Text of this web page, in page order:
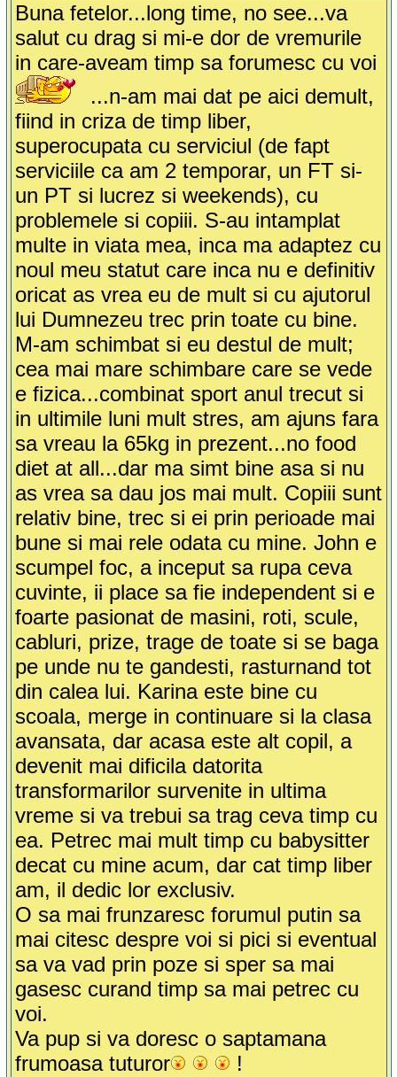
Buna fetelor...long time, no see...va
salut cu drag si mi-e dor de vremurile
in care-aveam timp sa forumesc cu voi
...n-am mai dat pe aici demult,
fiind in criza de timp liber,
superocupata cu serviciul (de fapt
serviciile ca am 2 temporar, un FT si-
un PT si lucrez si weekends), cu
problemele si copiii. S-au intamplat
multe in viata mea, inca ma adaptez cu
noul meu statut care inca nu e definitiv
oricat as vrea eu de mult si cu ajutorul
lui Dumnezeu trec prin toate cu bine.
M-am schimbat si eu destul de mult;
cea mai mare schimbare care se vede
e fizica...combinat sport anul trecut si
in ultimile luni mult stres, am ajuns fara
sa vreau la 65kg in prezent...no food
diet at all...dar ma simt bine asa si nu
as vrea sa dau jos mai mult. Copiii sunt
relativ bine, trec si ei prin perioade mai
bune si mai rele odata cu mine. John e
scumpel foc, a inceput sa rupa ceva
cuvinte, ii place sa fie independent si e
foarte pasionat de masini, roti, scule,
cabluri, prize, trage de toate si se baga
pe unde nu te gandesti, rasturnand tot
din calea lui. Karina este bine cu
scoala, merge in continuare si la clasa
avansata, dar acasa este alt copil, a
devenit mai dificila datorita
transformarilor survenite in ultima
vreme si va trebui sa trag ceva timp cu
ea. Petrec mai mult timp cu babysitter
decat cu mine acum, dar cat timp liber
am, il dedic lor exclusiv.
O sa mai frunzaresc forumul putin sa
mai citesc despre voi si pici si eventual
sa va vad prin poze si sper sa mai
gasesc curand timp sa mai petrec cu
voi.
Va pup si va doresc o saptamana
frumoasa tuturor
!